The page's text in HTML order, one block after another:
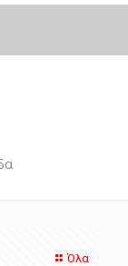
Όλα